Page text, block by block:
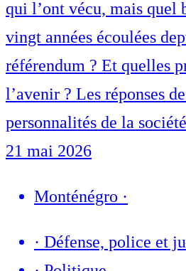
qui l’ont vécu, mais quel
vingt années écoulées
référendum ? Et quelles
l’avenir ? Les réponses
personnalités de la
21 mai 2026
Monténégro ·
· Défense, police et